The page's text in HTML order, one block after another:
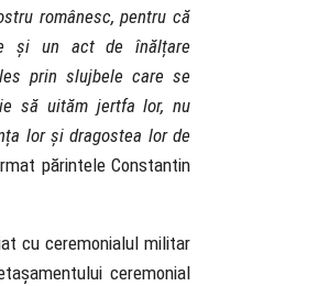
românesc, pentru că
și un act de înălțare
prin slujbele care se
să uităm jertfa lor, nu
lor și dragostea lor de
părintele Constantin
cu ceremonialul militar
ceremonial